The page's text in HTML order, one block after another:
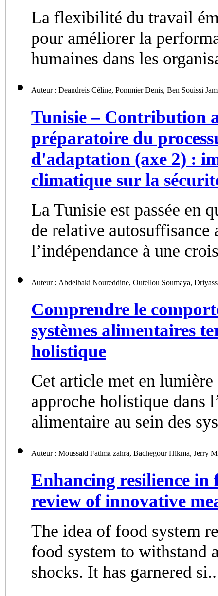
La flexibilité du travail
pour améliorer la
humaines dans les
Tunisie – Contribution
préparatoire du
d'adaptation (axe 2) :
climatique sur la
La Tunisie est passée en
de relative autosuffisance
l’indépendance à une
Comprendre le
systèmes alimentaires
holistique
Cet article met en lumière
approche holistique dans
alimentaire au sein des
Enhancing resilience in
review of innovative
The idea of food system
food system to withstand
shocks. It has garnered